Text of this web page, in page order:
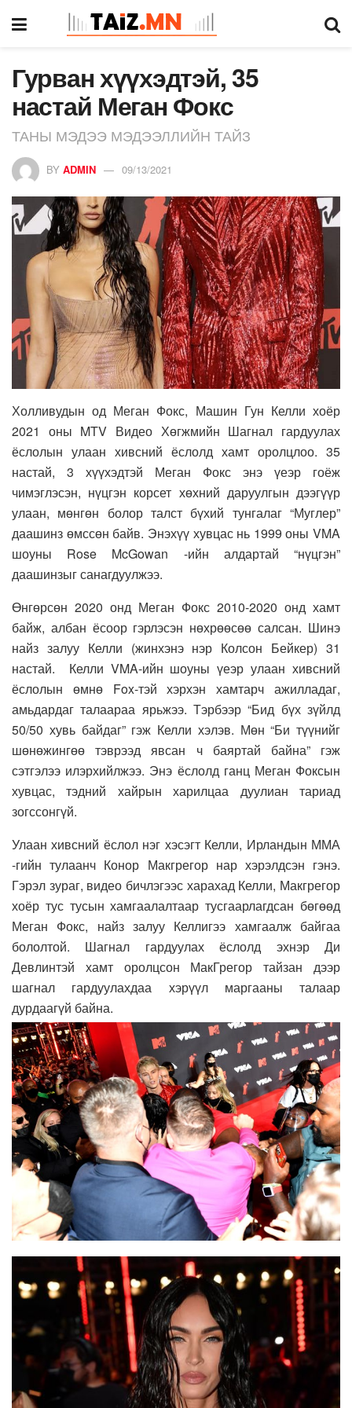
Гурван хүүхэдтэй, 35
настай Меган Фокс
ТАНЫ МЭДЭЭ МЭДЭЭЛЛИЙН ТАЙЗ
BY ADMIN 09/13/2021
Холливудын од Меган Фокс, Машин Гун Келли хоёр
2021 оны MTV Видео Хөгжмийн Шагнал гардуулах
ёслолын улаан хивсний ёслолд хамт оролцлоо. 35
настай, 3 хүүхэдтэй Меган Фокс энэ үеэр гоёж
чимэглэсэн, нүцгэн корсет хөхний даруулгын дээгүүр
улаан, мөнгөн болор талст бүхий тунгалаг “Муглер”
даашинз өмссөн байв. Энэхүү хувцас нь 1999 оны VMA
шоуны Rose McGowan -ийн алдартай “нүцгэн”
даашинзыг санагдуулжээ.
Өнгөрсөн 2020 онд Меган Фокс 2010-2020 онд хамт
байж, албан ёсоор гэрлэсэн нөхрөөсөө салсан. Шинэ
найз залуу Келли (жинхэнэ нэр Колсон Бейкер) 31
настай. Келли VMA-ийн шоуны үеэр улаан хивсний
ёслолын өмнө Fox-тэй хэрхэн хамтарч ажилладаг,
амьдардаг талаараа ярьжээ. Тэрбээр “Бид бүх зүйлд
50/50 хувь байдаг” гэж Келли хэлэв. Мөн “Би түүнийг
шөнөжингөө тэврээд явсан ч баяртай байна” гэж
сэтгэлээ илэрхийлжээ. Энэ ёслолд ганц Меган Фоксын
хувцас, тэдний хайрын харилцаа дуулиан тариад
зогссонгүй.
Улаан хивсний ёслол нэг хэсэгт Келли, Ирландын ММА
-гийн тулаанч Конор Макгрегор нар хэрэлдсэн гэнэ.
Гэрэл зураг, видео бичлэгээс харахад Келли, Макгрегор
хоёр тус тусын хамгаалалтаар тусгаарлагдсан бөгөөд
Меган Фокс, найз залуу Келлигээ хамгаалж байгаа
бололтой. Шагнал гардуулах ёслолд эхнэр Ди
Девлинтэй хамт оролцсон МакГрегор тайзан дээр
шагнал гардуулахдаа хэрүүл маргааны талаар
дурдаагүй байна.